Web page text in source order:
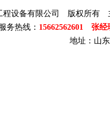
程设备有限公司 版权所有
务热线： 15662562601 张
地址：山